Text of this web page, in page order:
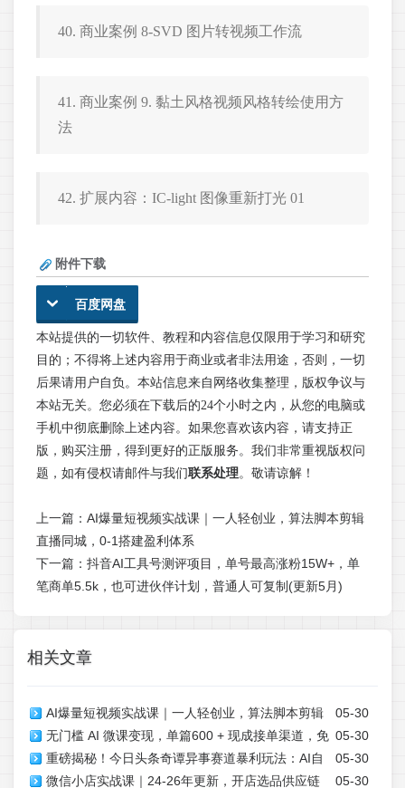
40. 商业案例 8-SVD 图片转视频工作流
41. 商业案例 9. 黏土风格视频风格转绘使用方
法
42. 扩展内容：IC-light 图像重新打光 01
附件下载
百度网盘
本站提供的一切软件、教程和内容信息仅限用于学习和研究
目的；不得将上述内容用于商业或者非法用途，否则，一切
后果请用户自负。本站信息来自网络收集整理，版权争议与
本站无关。您必须在下载后的24个小时之内，从您的电脑或
手机中彻底删除上述内容。如果您喜欢该内容，请支持正
版，购买注册，得到更好的正版服务。我们非常重视版权问
题，如有侵权请邮件与我们联系处理。敬请谅解！
上一篇： AI爆量短视频实战课｜一人轻创业，算法脚本剪辑
直播同城，0-1搭建盈利体系
下一篇： 抖音AI工具号测评项目，单号最高涨粉15W+，单
笔商单5.5k，也可进伙伴计划，普通人可复制(更新5月)
相关文章
05-30
AI爆量短视频实战课｜一人轻创业，算法脚本剪辑
直播同城，0-1搭建盈利体系
05-30
无门槛 AI 微课变现，单篇600 + 现成接单渠道，免
费送，躺赚不停
05-30
重磅揭秘！今日头条奇谭异事赛道暴利玩法：AI自
动生成爆款视频，日入300+
05-30
微信小店实战课｜24-26年更新，开店选品供应链